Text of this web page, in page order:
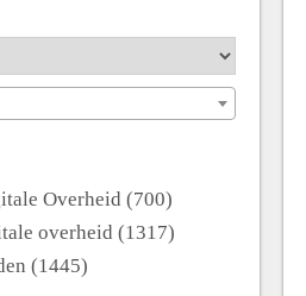
Overheid (700)
overheid (1317)
(1445)